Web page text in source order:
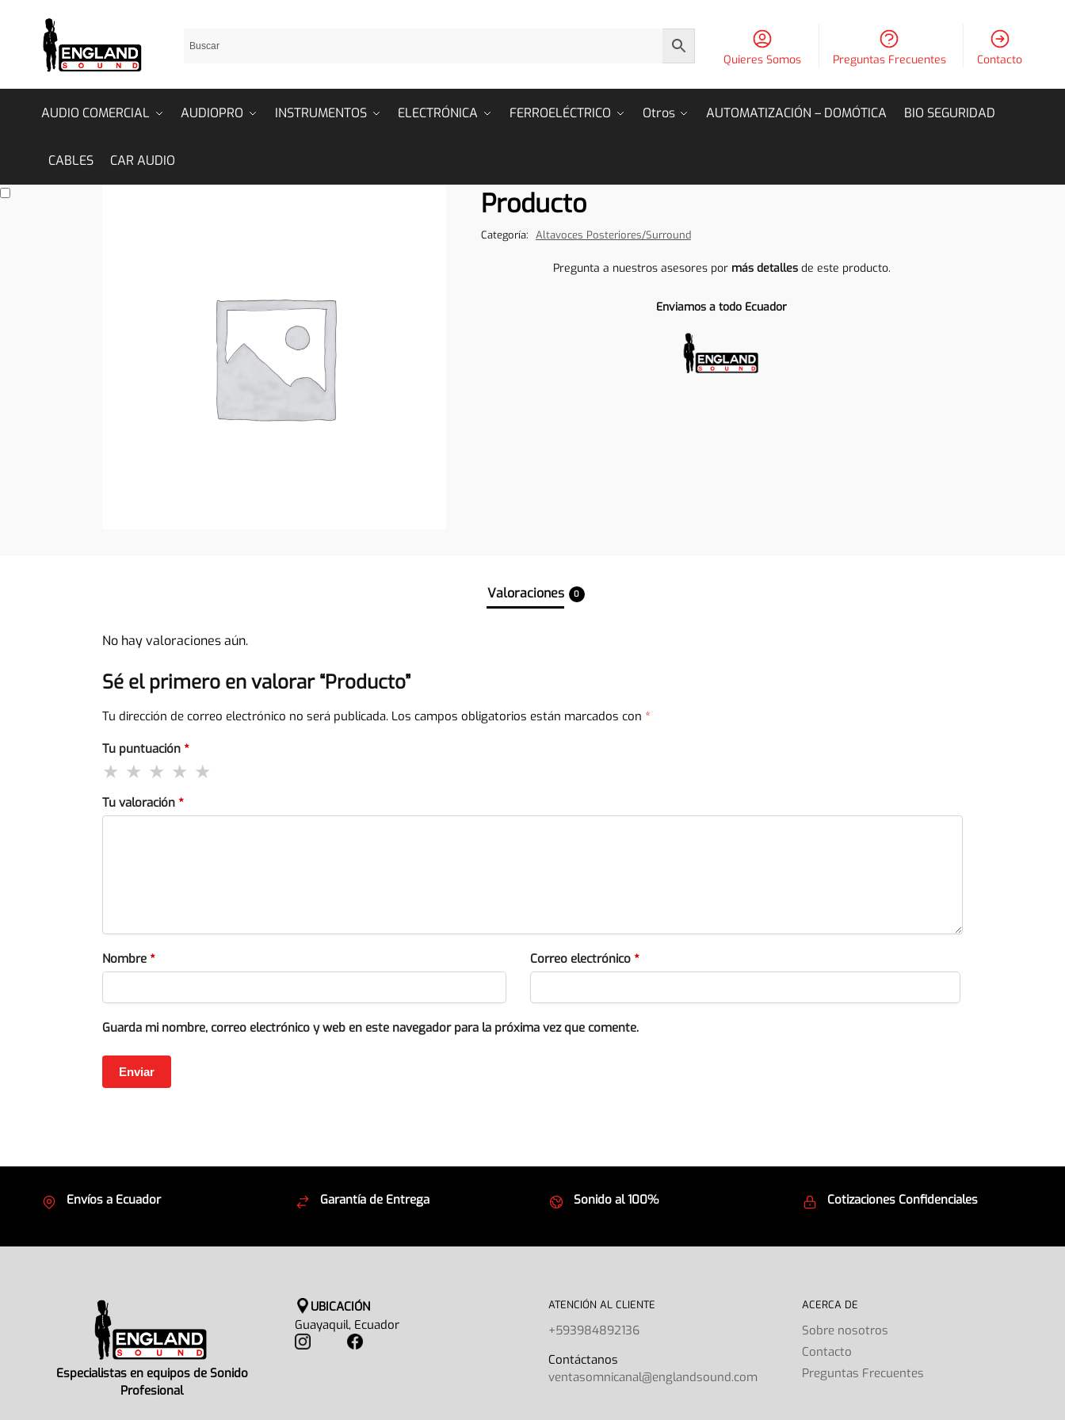
Quieres Somos Preguntas Frecuentes Contacto
AUDIO COMERCIAL AUDIOPRO INSTRUMENTOS ELECTRÓNICA FERROELÉCTRICO Otros AUTOMATIZACIÓN – DOMÓTICA BIO SEGURIDAD
CABLES CAR AUDIO
Producto
Categoría: Altavoces Posteriores/Surround
Pregunta a nuestros asesores por más detallesde este producto.
Enviamos a todo Ecuador
Valoraciones 0
No hay valoraciones aún.
Sé el primero en valorar “Producto”
Tu dirección de correo electrónico no será publicada. Los campos obligatorios están marcados con *
Tu puntuación *
Tu valoración *
Nombre * Correo electrónico *
Guarda mi nombre, correo electrónico y web en este navegador para la próxima vez que comente.
Envíos a Ecuador Garantía de Entrega Sonido al 100% Cotizaciones Confidenciales
Especialistas en equipos de Sonido
Profesional
UBICACIÓN
Guayaquil, Ecuador
ATENCIÓN AL CLIENTE
+593984892136
Contáctanos
ventasomnicanal@englandsound.com
ACERCA DE
Sobre nosotros
Contacto
Preguntas Frecuentes